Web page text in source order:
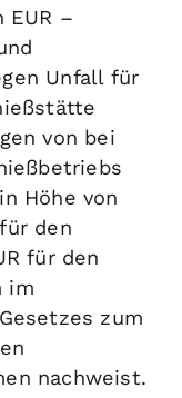
EUR –
Unfall für
von bei
Höhe von
den
für den
im
zum
nachweist.